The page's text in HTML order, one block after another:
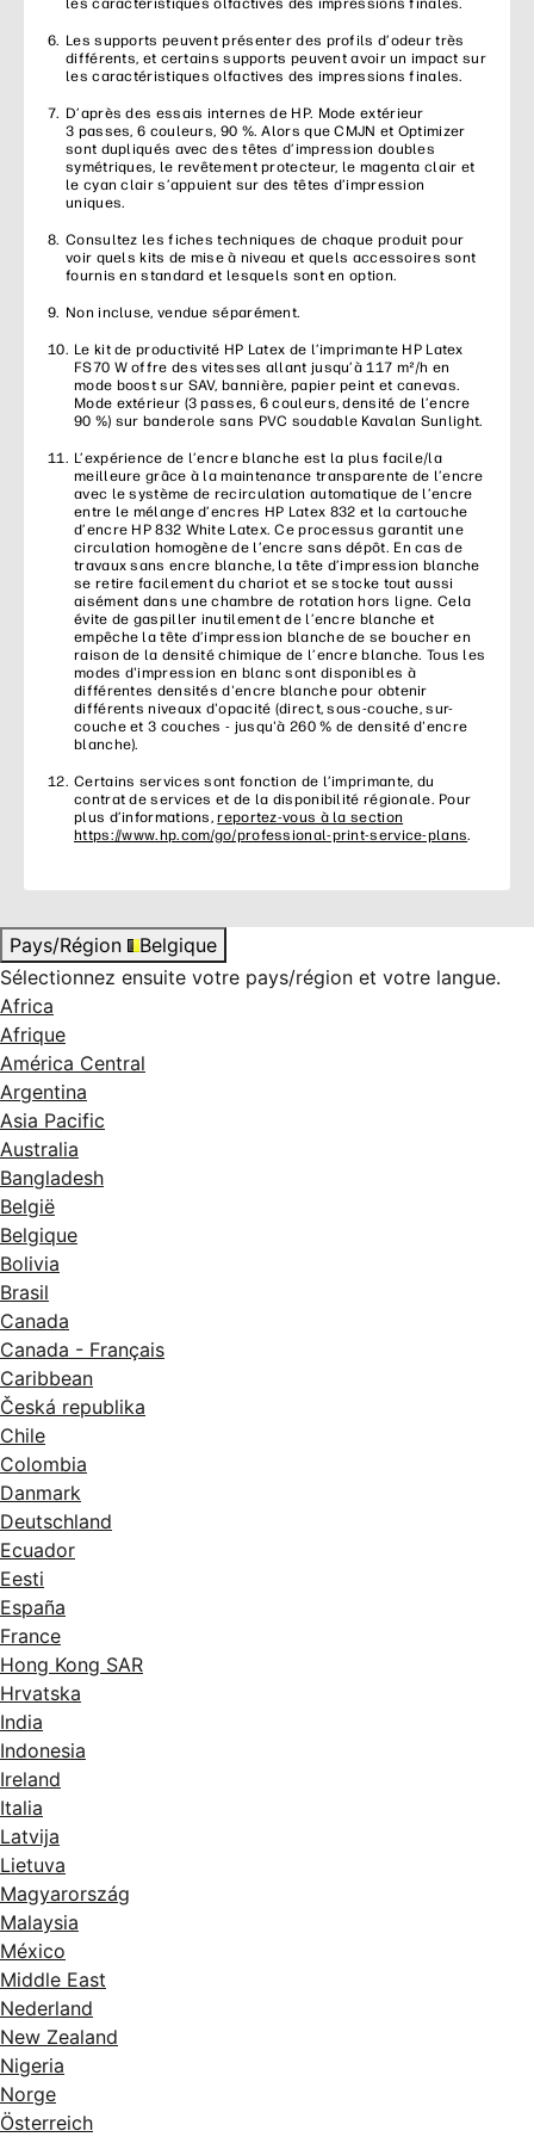
les caractéristiques olfactives des impressions finales.
Les supports peuvent présenter des profils d’odeur très
différents, et certains supports peuvent avoir un impact sur
les caractéristiques olfactives des impressions finales.
D’après des essais internes de HP. Mode extérieur
3 passes, 6 couleurs, 90 %. Alors que CMJN et Optimizer
sont dupliqués avec des têtes d’impression doubles
symétriques, le revêtement protecteur, le magenta clair et
le cyan clair s’appuient sur des têtes d’impression
uniques.
Consultez les fiches techniques de chaque produit pour
voir quels kits de mise à niveau et quels accessoires sont
fournis en standard et lesquels sont en option.
Non incluse, vendue séparément.
Le kit de productivité HP Latex de l’imprimante HP Latex
FS70 W offre des vitesses allant jusqu’à 117 m²/h en
mode boost sur SAV, bannière, papier peint et canevas.
Mode extérieur (3 passes, 6 couleurs, densité de l’encre
90 %) sur banderole sans PVC soudable Kavalan Sunlight.
L’expérience de l’encre blanche est la plus facile/la
meilleure grâce à la maintenance transparente de l’encre
avec le système de recirculation automatique de l’encre
entre le mélange d’encres HP Latex 832 et la cartouche
d’encre HP 832 White Latex. Ce processus garantit une
circulation homogène de l’encre sans dépôt. En cas de
travaux sans encre blanche, la tête d’impression blanche
se retire facilement du chariot et se stocke tout aussi
aisément dans une chambre de rotation hors ligne. Cela
évite de gaspiller inutilement de l’encre blanche et
empêche la tête d’impression blanche de se boucher en
raison de la densité chimique de l’encre blanche. Tous les
modes d'impression en blanc sont disponibles à
différentes densités d'encre blanche pour obtenir
différents niveaux d'opacité (direct, sous-couche, sur-
couche et 3 couches - jusqu'à 260 % de densité d'encre
blanche).
Certains services sont fonction de l’imprimante, du
contrat de services et de la disponibilité régionale. Pour
plus d’informations,reportez-vous à la section
https://www.hp.com/go/professional-print-service-plans.
Pays/Région
Belgique
Sélectionnez ensuite votre pays/région et votre langue.
Africa
Afrique
América Central
Argentina
Asia Pacific
Australia
Bangladesh
België
Belgique
Bolivia
Brasil
Canada
Canada - Français
Caribbean
Česká republika
Chile
Colombia
Danmark
Deutschland
Ecuador
Eesti
España
France
Hong Kong SAR
Hrvatska
India
Indonesia
Ireland
Italia
Latvija
Lietuva
Magyarország
Malaysia
México
Middle East
Nederland
New Zealand
Nigeria
Norge
Österreich